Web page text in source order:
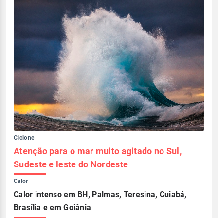
Ciclone
Atenção para o mar muito agitado no Sul,
Sudeste e leste do Nordeste
Calor
Calor intenso em BH, Palmas, Teresina, Cuiabá,
Brasília e em Goiânia